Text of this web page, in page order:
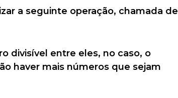
a seguinte operação, chamada de
divisível entre eles, no caso, o
haver mais números que sejam